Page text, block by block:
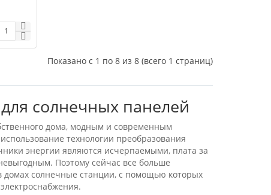
Показано с 1 по 8 из 8 (всего 1 страниц)
солнечных панелей
дома, модным и современным
технологии преобразования
энергии являются исчерпаемыми, плата за
Поэтому сейчас все больше
домах солнечные станции, с помощью которых